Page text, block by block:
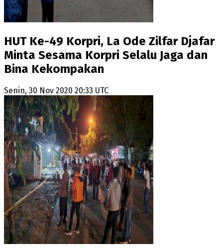
HUT Ke-49 Korpri, La Ode Zilfar Djafar
Minta Sesama Korpri Selalu Jaga dan
Bina Kekompakan
Senin, 30 Nov 2020 20:33 UTC